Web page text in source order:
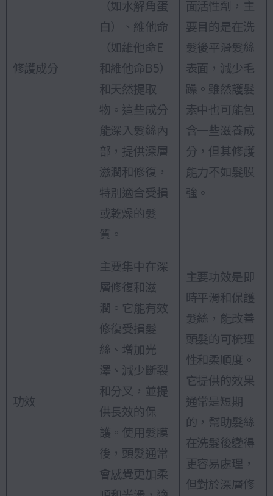
修護成分
（如水解角蛋
白）、維他命
（如維他命E
和維他命B5）
和天然提取
物。這些成分
能深入髮絲內
部，提供深層
滋潤和修復，
特別適合受損
或乾燥的髮
質。
面活性劑，主
要目的是在洗
髮後平滑髮絲
表面，減少毛
躁。雖然護髮
素中也可能包
含一些滋養成
分，但其修護
能力不如髮膜
強。
功效
主要集中在深
層修復和滋
潤。它能有效
修復受損髮
絲、增加光
澤、減少斷裂
和分叉，並提
供長效的保
護。使用髮膜
後，頭髮通常
會感覺更加柔
主要功效是即
時平滑和保護
髮絲，能改善
頭髮的可梳理
性和柔順度。
它提供的效果
通常是短期
的，幫助髮絲
在洗髮後變得
更容易處理，
但對於深層修